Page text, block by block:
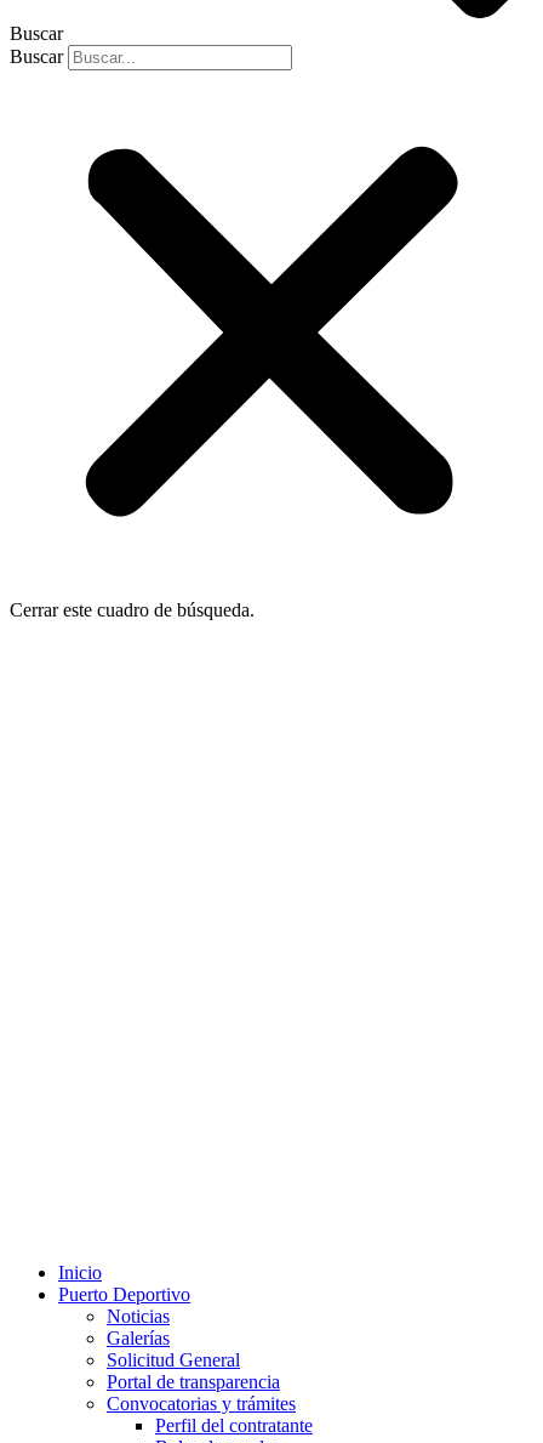
Buscar
Buscar
Cerrar este cuadro de búsqueda.
Inicio
Puerto Deportivo
Noticias
Galerías
Solicitud General
Portal de transparencia
Convocatorias y trámites
Perfil del contratante